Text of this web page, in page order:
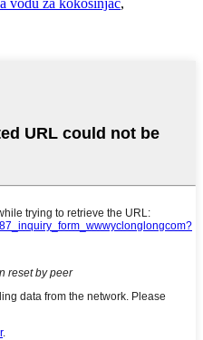
vodu za kokošinjac,